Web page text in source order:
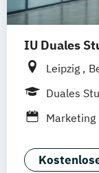
IU Duales
Leipzig
Frankfurt
Mannheim
Bielefeld
Duisburg
Duales
Marketing